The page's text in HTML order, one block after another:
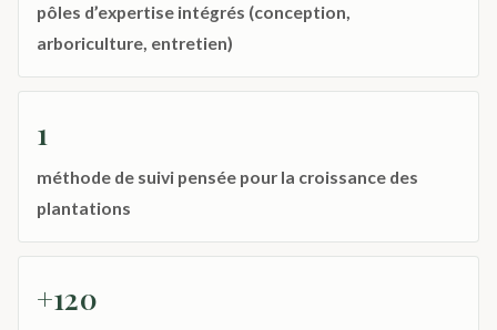
pôles d’expertise intégrés (conception,
arboriculture, entretien)
1
méthode de suivi pensée pour la croissance des
plantations
+120